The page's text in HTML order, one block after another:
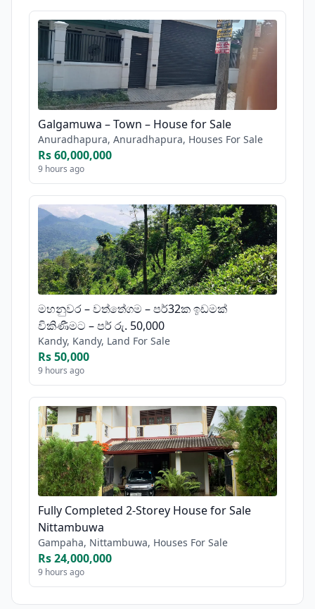
Galgamuwa – Town – House for Sale
Anuradhapura, Anuradhapura, Houses For Sale
Rs 60,000,000
9 hours ago
මහනුවර – වත්තේගම – පර්32ක ඉඩමක්
විකිණීමට – පර් රු. 50,000
Kandy, Kandy, Land For Sale
Rs 50,000
9 hours ago
Fully Completed 2-Storey House for Sale
Nittambuwa
Gampaha, Nittambuwa, Houses For Sale
Rs 24,000,000
9 hours ago